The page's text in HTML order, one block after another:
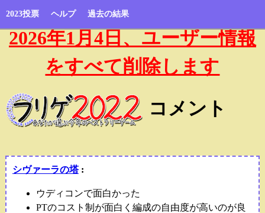
2023投票 ヘルプ 過去の結果
2026年1月4日、ユーザー情報
をすべて削除します
コメント
シヴァーラの塔:
ウディコンで面白かった
PTのコスト制が面白く編成の自由度が高いのが良